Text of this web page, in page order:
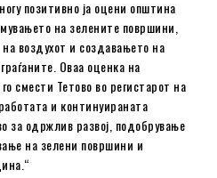
позитивно ја оцени општина
на зелените површини,
воздухот и создавањето на
Оваа оценка на
смести Тетово во регистарот на
и континуираната
за одржлив развој, подобрување
на зелени површини и